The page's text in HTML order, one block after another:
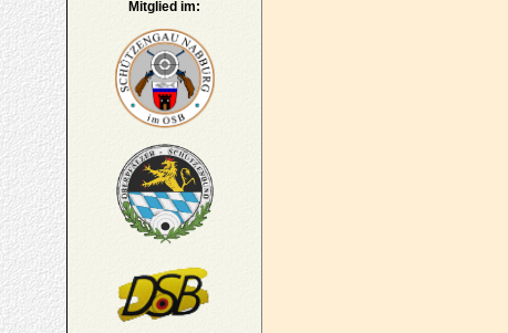
Mitglied im: